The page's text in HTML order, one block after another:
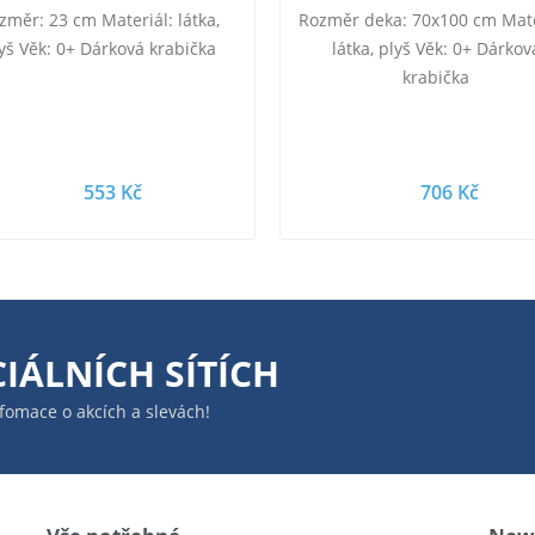
23 cm Materiál: látka,
Věk: 0+ Dárková krabička
553 Kč
Rozměr deka: 70x100 cm
látka, plyš Věk: 0+
krabička
706 Kč
SÍTÍCH
o akcích a slevách!